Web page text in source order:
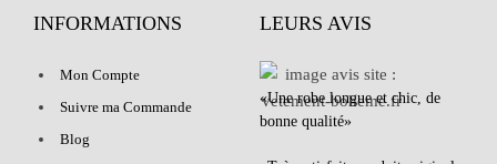
INFORMATIONS
Mon Compte
Suivre ma Commande
Blog
LEURS AVIS
«Une robe longue et chic, de
bonne qualité»